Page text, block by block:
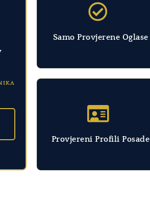
Samo Provjerene Oglase
Provjereni Profili Posade